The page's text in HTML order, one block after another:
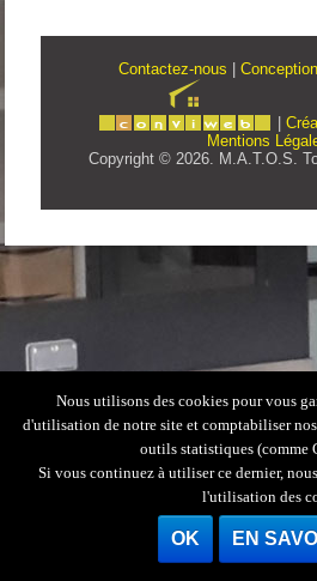
Contactez-nous
Mentions
Copyright © 2026. M.A.T.O.S.
Nous utilisons des cookies pour vous
d'utilisation de notre site et comptabiliser
outils statistiques (comme
Si vous continuez à utiliser ce dernier,
l'utilisation des
OK EN